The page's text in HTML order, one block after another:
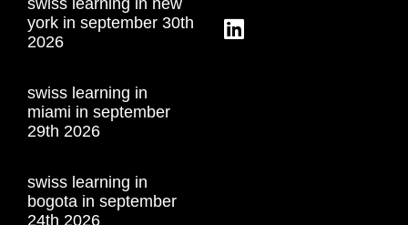
swiss learning in new
york in september 30th
2026
swiss learning in
miami in september
29th 2026
swiss learning in
bogota in september
24th 2026